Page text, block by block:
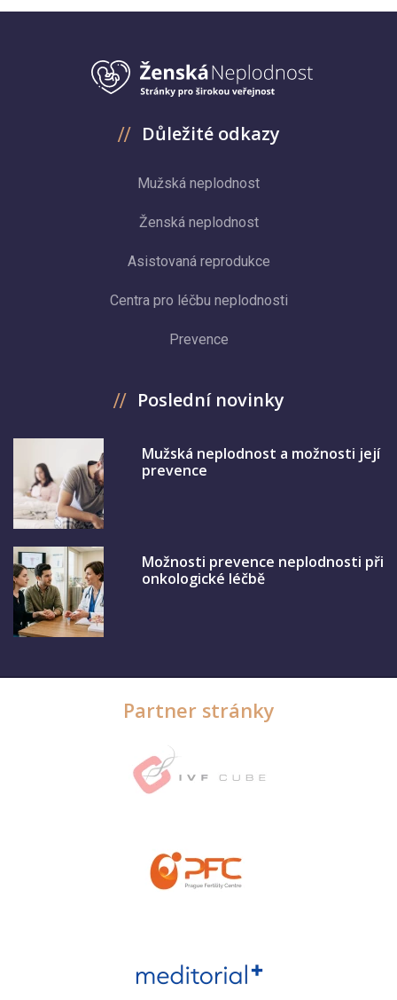
Důležité odkazy
Mužská neplodnost
Ženská neplodnost
Asistovaná reprodukce
Centra pro léčbu neplodnosti
Prevence
Poslední novinky
Mužská neplodnost a možnosti její
prevence
Možnosti prevence neplodnosti při
onkologické léčbě
Partner stránky